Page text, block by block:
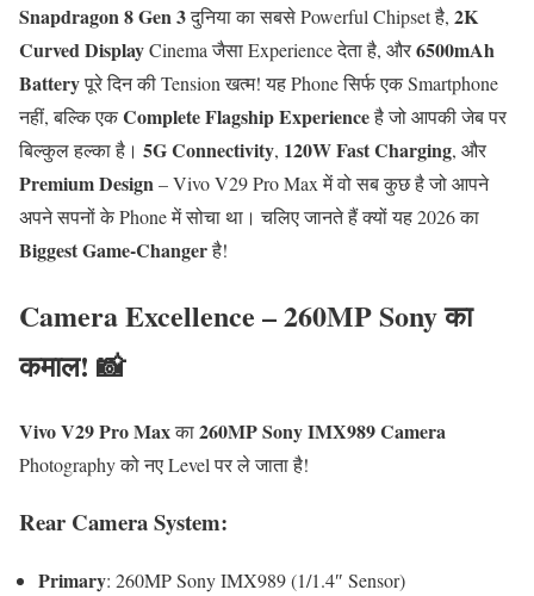
Snapdragon 8 Gen 3दुनिया का सबसे Powerful Chipset है, 2K
Curved DisplayCinema जैसा Experience देता है, और6500mAh
Batteryपूरे दिन की Tension खत्म! यह Phone सिर्फ एक Smartphone
नहीं, बल्कि एकComplete Flagship Experienceहै जो आपकी जेब पर
बिल्कुल हल्का है। 5G Connectivity, 120W Fast Charging, और
Premium Design– Vivo V29 Pro Max में वो सब कुछ है जो आपने
अपने सपनों के Phone में सोचा था। चलिए जानते हैं क्यों यह 2026 का
Biggest Game-Changerहै!
Camera Excellence – 260MP Sony का
कमाल! 📸
Vivo V29 Pro Maxका260MP Sony IMX989 Camera
Photography को नए Level पर ले जाता है!
Rear Camera System:
Primary: 260MP Sony IMX989 (1/1.4″ Sensor)